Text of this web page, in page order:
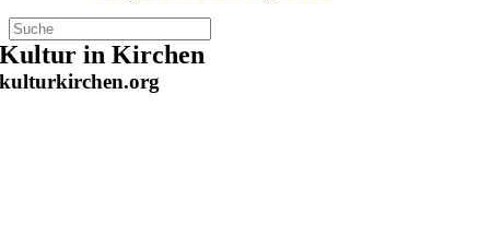
Zum
Inhalt
springen
Kultur in Kirchen
kulturkirchen.org